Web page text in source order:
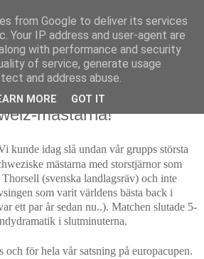
mästarna!
kunde idag slå undan vår grupps största
mästarna med storstjärnor som
(svenska landlagsräv) och inte
som varit världens bästa back i
ett par år sedan nu..). Matchen slutade 5-
i slutminuterna.
för hela vår satsning på europacupen.
from Google to deliver its services
Your IP address and user-agent are
with performance and security
of service, generate usage
and address abuse.
MORE GOT IT